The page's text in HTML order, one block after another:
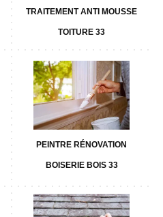
TRAITEMENT ANTI MOUSSE
TOITURE 33
PEINTRE RÉNOVATION
BOISERIE BOIS 33